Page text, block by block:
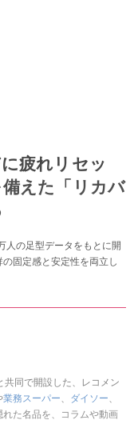
疲れリセッ
えた「リカバ
人の足型データをもとに開
固定感と安定性を両立し
同で開設した、レコメン
業務スーパー ダイソー
た名品を、コラムや動画